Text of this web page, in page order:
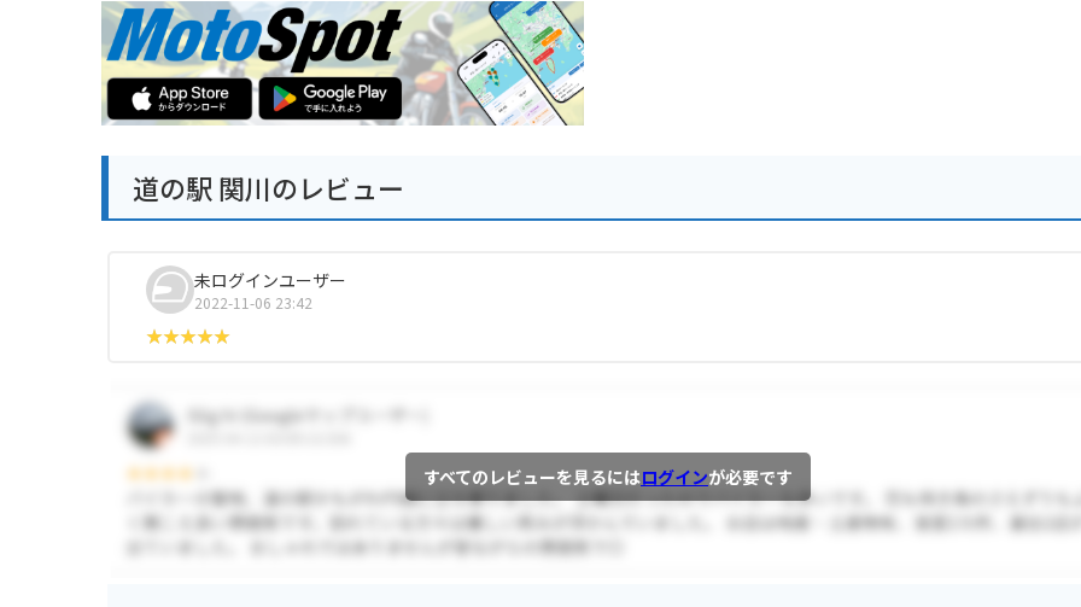
道の駅 関川のレビュー
未ログインユーザー
2022-11-06 23:42
すべてのレビューを見るにはログインが必要です